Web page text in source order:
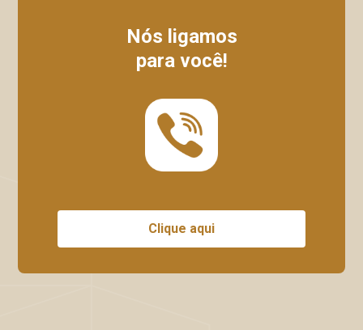
Nós ligamos
para você!
Clique aqui